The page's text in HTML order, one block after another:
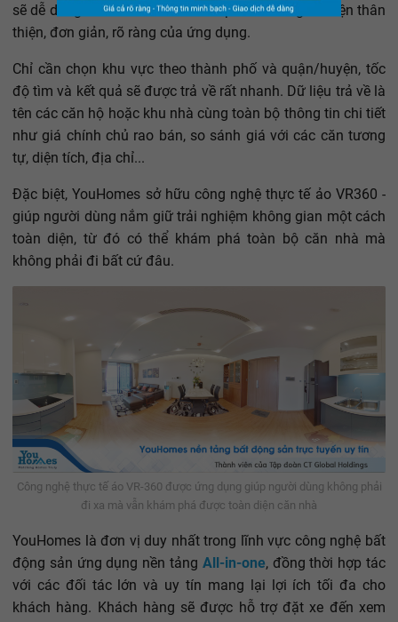
sẽ dễ dàng tiến hành các bước tiếp theo nhờ giao diện thân
thiện, đơn giản, rõ ràng của ứng dụng.
Chỉ cần chọn khu vực theo thành phố và quận/huyện, tốc
độ tìm và kết quả sẽ được trả về rất nhanh. Dữ liệu trả về là
tên các căn hộ hoặc khu nhà cùng toàn bộ thông tin chi tiết
như giá chính chủ rao bán, so sánh giá với các căn tương
tự, diện tích, địa chỉ...
Đặc biệt, YouHomes sở hữu công nghệ thực tế ảo VR360 -
giúp người dùng nắm giữ trải nghiệm không gian một cách
toàn diện, từ đó có thể khám phá toàn bộ căn nhà mà
không phải đi bất cứ đâu.
Công nghệ thực tế áo VR-360 được ứng dụng giúp người dùng không phải
đi xa mà vẫn khám phá được toàn diện căn nhà
YouHomes là đơn vị duy nhất trong lĩnh vực công nghệ bất
động sản ứng dụng nền tảng All-in-one, đồng thời hợp tác
với các đối tác lớn và uy tín mang lại lợi ích tối đa cho
khách hàng. Khách hàng sẽ được hỗ trợ đặt xe đến xem